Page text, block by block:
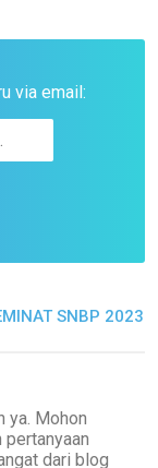
via email:
SNBP 2023
ya. Mohon
pertanyaan
dari blog